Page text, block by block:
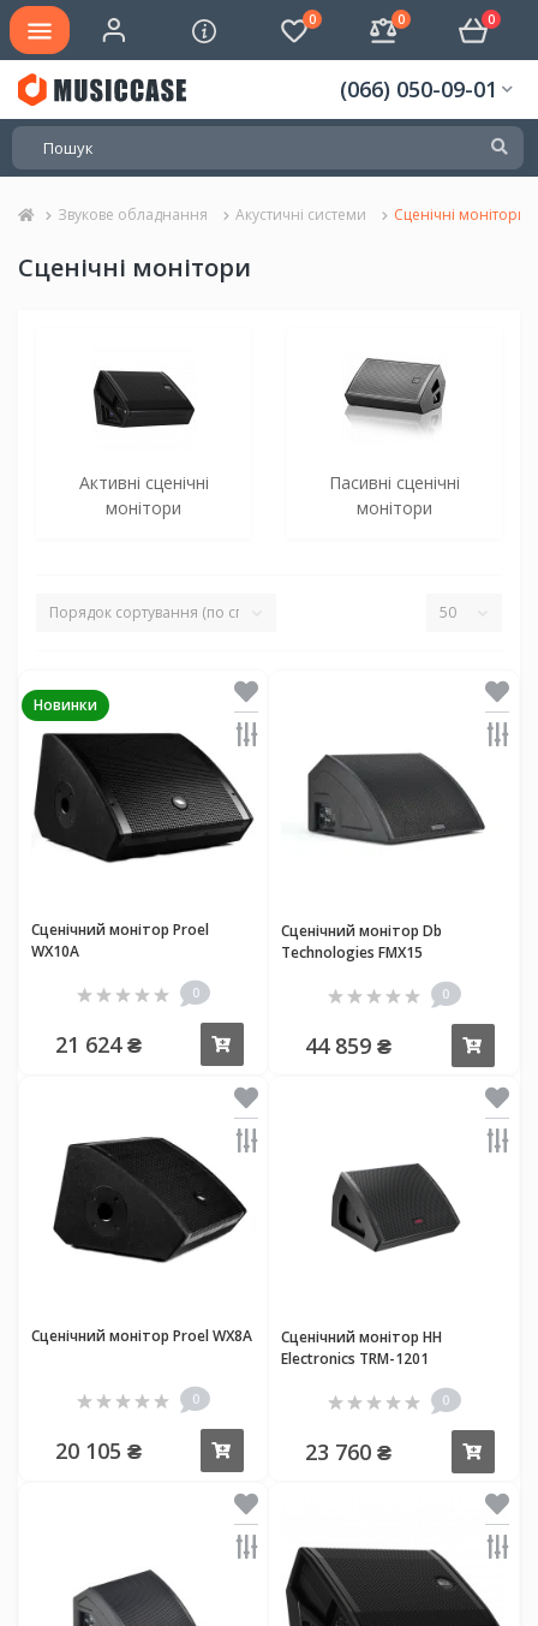
0 0 0
(066) 050-09-01
Звукове обладнання Акустичні системи Сценічні монітори
Сценічні монітори
Активні сценічні
монітори
Пасивні сценічні
монітори
Новинки
Сценічний монітор Proel
WX10A
0
21 624 ₴
Сценічний монітор Db
Technologies FMX15
0
44 859 ₴
Сценічний монітор Proel WX8A
0
20 105 ₴
Сценічний монітор HH
Electronics TRM-1201
0
23 760 ₴